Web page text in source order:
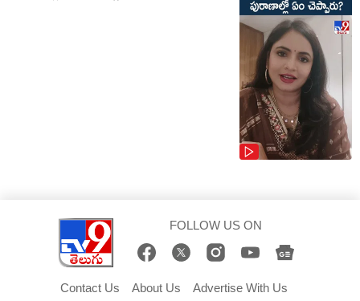
FOLLOW US ON
Contact Us About Us Advertise With Us